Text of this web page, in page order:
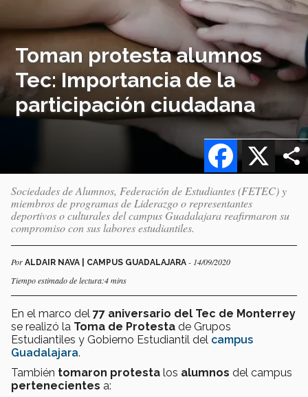
Toman protesta alumnos
Tec: Importancia de la
participación ciudadana
X
Facebook
Sociedades de Alumnos, Federación de Estudiantes (FETEC) y
miembros de programas de Liderazgo o representantes
deportivos o culturales del campus Guadalajara reafirmaron su
compromiso con sus labores estudiantiles.
Por ALDAIR NAVA | CAMPUS GUADALAJARA - 14/09/2020
Tiempo estimado de lectura:4 mins
En el marco del 77 aniversario del Tec de Monterrey
se realizó la Toma de Protesta de Grupos
Estudiantiles y Gobierno Estudiantil del campus
Guadalajara.
También tomaron protesta los alumnos del campus
pertenecientes a: